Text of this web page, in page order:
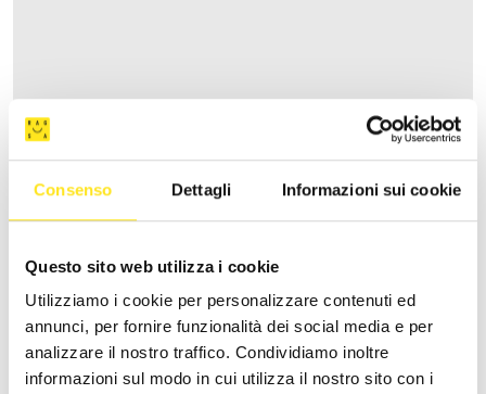
Consenso Dettagli Informazioni sui cookie
Questo sito web utilizza i cookie
Utilizziamo i cookie per personalizzare contenuti ed
annunci, per fornire funzionalità dei social media e per
analizzare il nostro traffico. Condividiamo inoltre
informazioni sul modo in cui utilizza il nostro sito con i
NS
Richiedi informazioni